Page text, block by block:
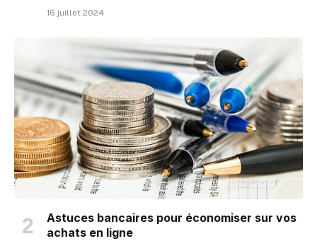
16 juillet 2024
Astuces bancaires pour économiser sur vos
achats en ligne